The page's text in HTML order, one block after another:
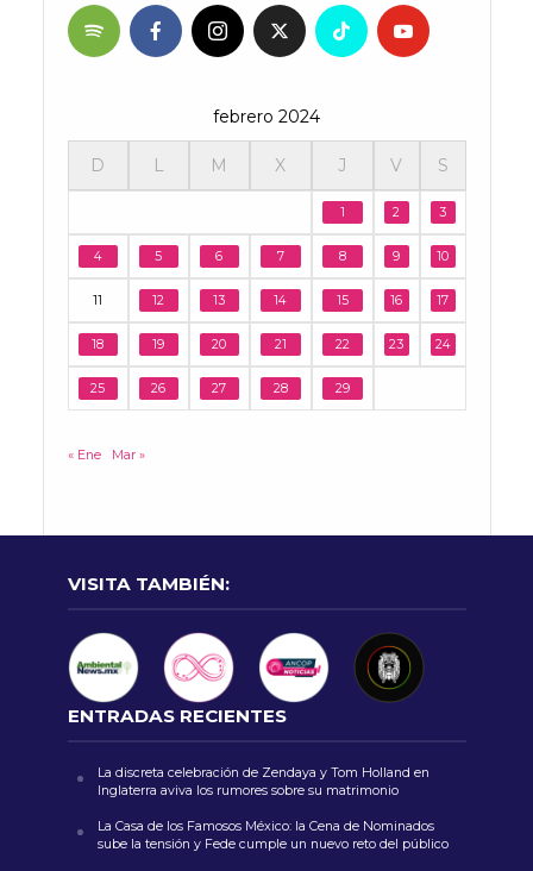
febrero 2024
D L M X J V S
1 2 3
4 5 6 7 8 9 10
11 12 13 14 15 16 17
18 19 20 21 22 23 24
25 26 27 28 29
« Ene Mar »
VISITA TAMBIÉN:
ENTRADAS RECIENTES
La discreta celebración de Zendaya y Tom Holland en
Inglaterra aviva los rumores sobre su matrimonio
La Casa de los Famosos México: la Cena de Nominados
sube la tensión y Fede cumple un nuevo reto del público